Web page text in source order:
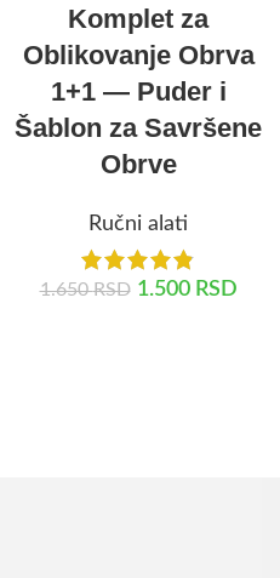
Komplet za
Oblikovanje Obrva
1+1 — Puder i
Šablon za Savršene
Obrve
Ručni alati
1.650RSD 1.500 RSD